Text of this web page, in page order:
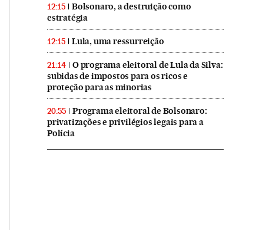
12:15
Bolsonaro, a destruição como
estratégia
12:15 Lula, uma ressurreição
21:14
O programa eleitoral de Lula da Silva:
subidas de impostos para os ricos e
proteção para as minorias
20:55
Programa eleitoral de Bolsonaro:
privatizações e privilégios legais para a
Polícia